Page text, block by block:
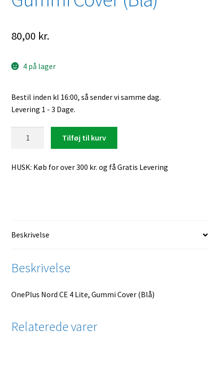
80,00 kr.
4 på lager
Bestil inden kl 16:00, så sender vi samme dag.
Levering 1 - 3 Dage.
4
antal
Tilføj til kurv
HUSK: Køb for over 300 kr. og få Gratis Levering
Beskrivelse
Beskrivelse
OnePlus Nord CE 4 Lite, Gummi Cover (Blå)
Relaterede varer